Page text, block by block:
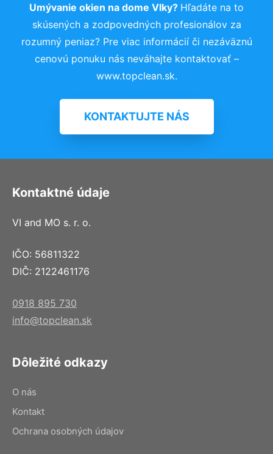
Umývanie okien na dome Vlky? Hľadáte na to
skúsených a zodpovedných profesionálov za
rozumný peniaz? Pre viac informácií či nezáväznú
cenovú ponuku nás neváhajte kontaktovať –
www.topclean.sk.
KONTAKTUJTE NÁS
Kontaktné údaje
VI and MO s. r. o.
IČO: 56811322
DIČ: 2122461176
0918 895 730
info@topclean.sk
Dôležité odkazy
O nás
Kontakt
Ochrana osobných údajov